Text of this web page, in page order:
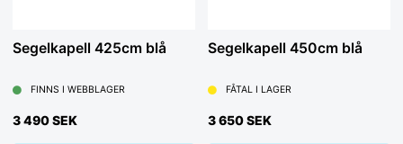
Segelkapell 425cm blå
FINNS I WEBBLAGER
3 490 SEK
Segelkapell 450cm blå
FÅTAL I LAGER
3 650 SEK